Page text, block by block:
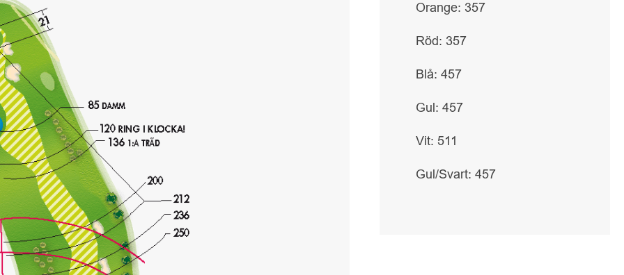
Orange: 357
Röd: 357
Blå: 457
Gul: 457
Vit: 511
Gul/Svart: 457